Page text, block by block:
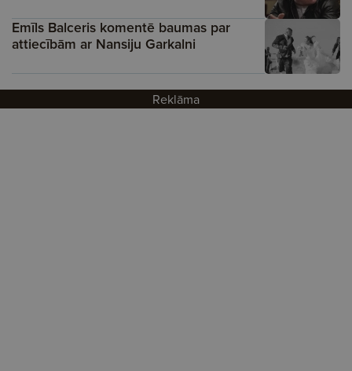
Emīls Balceris komentē baumas par
attiecībām ar Nansiju Garkalni
Reklāma